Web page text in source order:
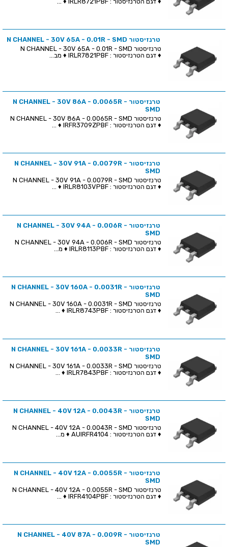
טרנזיסטור N CHANNEL - 30V 65A - 0.01R - SMD
♦ דגם הטרנזיסטור : IRLR7821PBF ♦ מב...
טרנזיסטור N CHANNEL - 30V 86A - 0.0065R -
SMD
♦ דגם הטרנזיסטור : IRFR3709ZPBF ♦ ...
טרנזיסטור N CHANNEL - 30V 91A - 0.0079R -
SMD
♦ דגם הטרנזיסטור : IRLR8103VPBF ♦ ...
טרנזיסטור N CHANNEL - 30V 94A - 0.006R -
SMD
♦ דגם הטרנזיסטור : IRLR8113PBF ♦ מ...
טרנזיסטור N CHANNEL - 30V 160A - 0.0031R -
SMD
♦ דגם הטרנזיסטור : IRLR8743PBF ♦ ...
טרנזיסטור N CHANNEL - 30V 161A - 0.0033R -
SMD
♦ דגם הטרנזיסטור : IRLR7843PBF ♦ ...
טרנזיסטור N CHANNEL - 40V 12A - 0.0043R -
SMD
♦ דגם הטרנזיסטור : AUIRFR4104 ♦ מ...
טרנזיסטור N CHANNEL - 40V 12A - 0.0055R -
SMD
♦ דגם הטרנזיסטור : IRFR4104PBF ♦ ...
טרנזיסטור N CHANNEL - 40V 87A - 0.009R -
SMD